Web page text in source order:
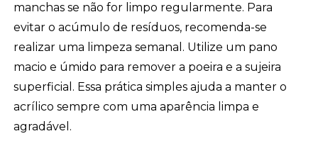
manchas se não for limpo regularmente. Para
evitar o acúmulo de resíduos, recomenda-se
realizar uma limpeza semanal. Utilize um pano
macio e úmido para remover a poeira e a sujeira
superficial. Essa prática simples ajuda a manter o
acrílico sempre com uma aparência limpa e
agradável.